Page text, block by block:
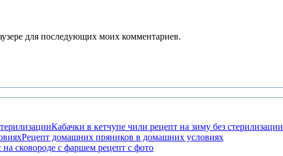
для последующих моих комментариев.
Кабачки в кетчупе чили рецепт на зиму без стерилизации
Рецепт домашних пряников в домашних условиях
на сковороде с фаршем рецепт с фото